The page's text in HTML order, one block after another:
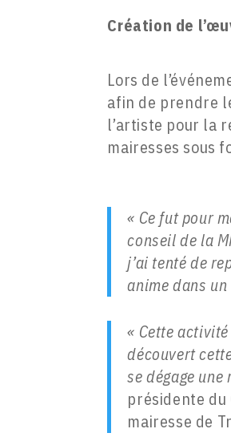
Création de
Lors de
afin de prendre
l’artiste pour la
mairesses sous
« Ce fut pour
conseil de la
j’ai tenté de
anime dans
« Cette
découvert
se dégage
présidente
mairesse de